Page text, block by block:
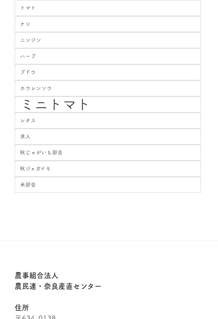
トマト
ナシ
ニンジン
ハーブ
ブドウ
ホウレンソウ
ミニトマト
レタス
求人
秋じゃがいも部会
秋ジャガイモ
米部会
農事組合法人
農民連・奈良産直センター
住所